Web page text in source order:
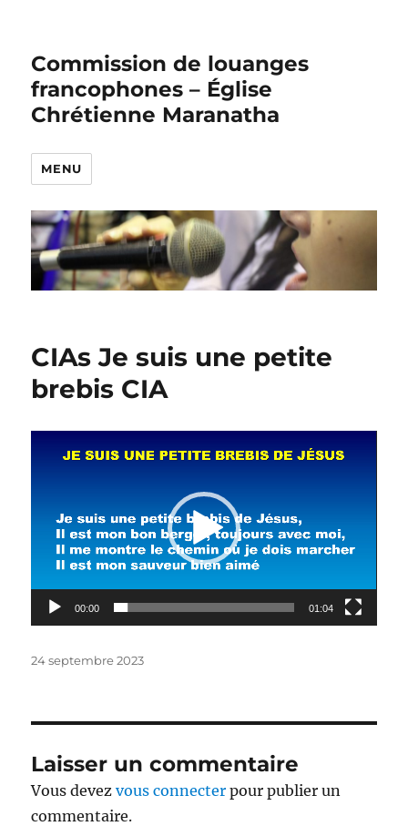
Commission de louanges
francophones – Église
Chrétienne Maranatha
MENU
CIAs Je suis une petite
brebis CIA
00:00 01:04
Publié
24 septembre 2023
Laisser un commentaire
Vous devezvous connecter pour publier un
commentaire.